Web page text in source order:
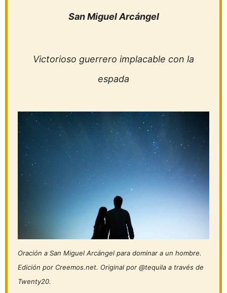
San Miguel Arcángel
Victorioso guerrero implacable con la
espada
Oración a San Miguel Arcángel para dominar a un hombre.
Edición por Creemos.net. Original por @tequila a través de
Twenty20.